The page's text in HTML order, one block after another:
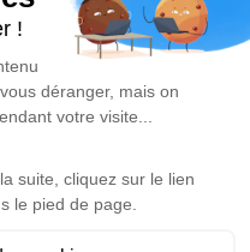
est un lieu
mémoire de Janine
hommage est
Je rends hommage